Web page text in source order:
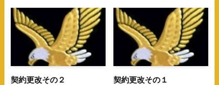
契約更改その２ 契約更改その１